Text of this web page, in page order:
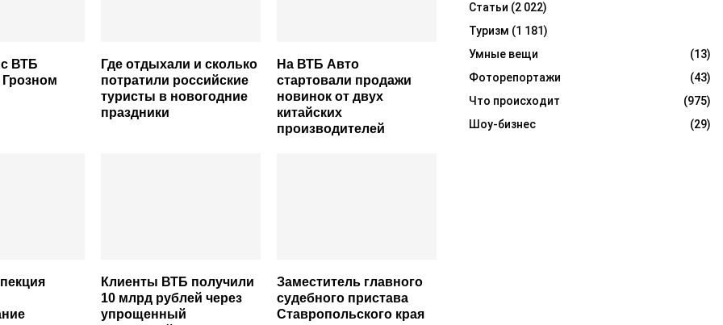
ВТБ
Где отдыхали и сколько
потратили российские
туристы в новогодние
праздники
На ВТБ Авто
стартовали продажи
новинок от двух
китайских
производителей
Клиенты ВТБ получили
10 млрд рублей через
упрощенный
Заместитель главного
судебного пристава
Ставропольского края
Статьи (2 022)
Туризм (1 181)
Умные вещи
(13)
Фоторепортажи
(43)
Что происходит
(975)
Шоу-бизнес
(29)